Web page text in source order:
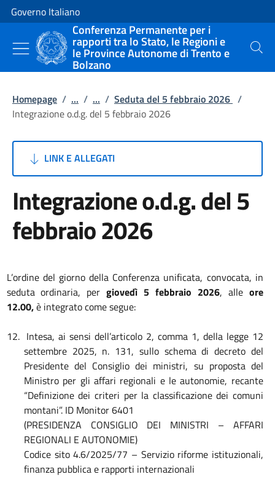
Vai al contenuto
Vai alla navigazione del sito
Governo Italiano
Conferenza Permanente per i
rapporti tra lo Stato, le Regioni e
le Province Autonome di Trento e
Bolzano
Cerca
Homepage / ... / ... / Seduta del 5 febbraio 2026 /
Integrazione o.d.g. del 5 febbraio 2026
LINK E ALLEGATI
Integrazione o.d.g. del 5
febbraio 2026
L’ordine del giorno della Conferenza unificata, convocata, in
seduta ordinaria, pergiovedì 5 febbraio 2026, alle ore
12.00,è integrato come segue:
12. Intesa, ai sensi dell’articolo 2, comma 1, della legge 12
settembre 2025, n. 131, sullo schema di decreto del
Presidente del Consiglio dei ministri, su proposta del
Ministro per gli affari regionali e le autonomie, recante
“Definizione dei criteri per la classificazione dei comuni
montani”. ID Monitor 6401
(PRESIDENZA CONSIGLIO DEI MINISTRI – AFFARI
REGIONALI E AUTONOMIE)
Codice sito 4.6/2025/77 – Servizio riforme istituzionali,
finanza pubblica e rapporti internazionali